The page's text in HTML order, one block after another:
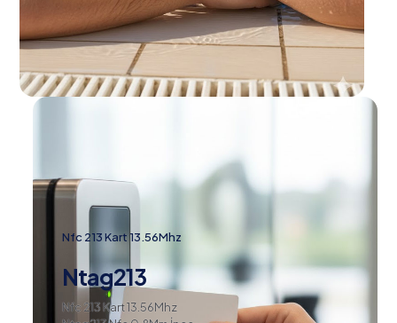
Nfc 213 Kart 13.56Mhz
Ntag213
Nfc 213 Kart 13.56Mhz